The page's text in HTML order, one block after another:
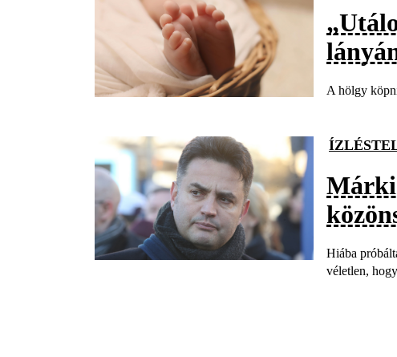
A hölgy
Hiába
véletlen,